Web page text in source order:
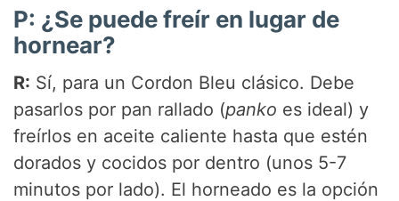
P: ¿Se puede freír en lugar de
hornear?
R: Sí, para un Cordon Bleu clásico. Debe
pasarlos por pan rallado (panko es ideal) y
freírlos en aceite caliente hasta que estén
dorados y cocidos por dentro (unos 5-7
minutos por lado). El horneado es la opción